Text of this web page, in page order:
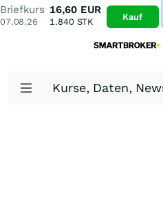
Briefkurs
07.08.26
16,60 EUR
1.840STK Kauf
Kurse, Daten,